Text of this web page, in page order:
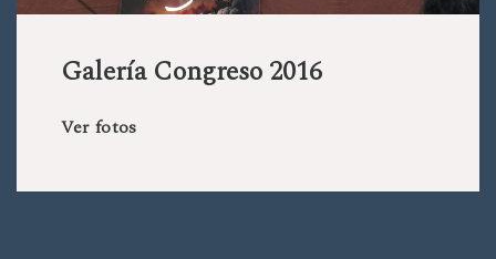
Galería Congreso 2016
Ver fotos